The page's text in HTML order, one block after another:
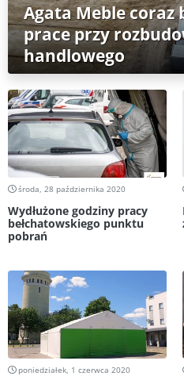
Agata Meble coraz
prace przy
handlowego
środa, 28 października 2020
Wydłużone godziny pracy
bełchatowskiego punktu
pobrań
poniedziałek, 1 czerwca 2020